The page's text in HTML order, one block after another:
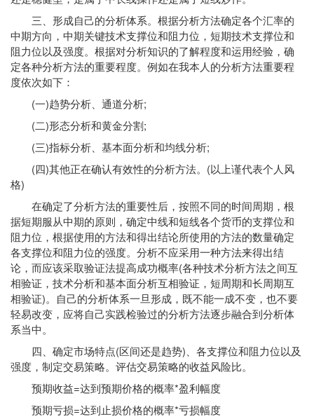
三、形成自己的分析体系。根据分析方法确定各个汇率的
中期方向，中期关键技术支撑位和阻力位，短期技术支撑位和
阻力位以及强度。根据对分析知识的了解程度和运用经验，确
定各种分析方法的重要程度。例如在我本人的分析方法重要程
度依次如下：
(一)趋势分析、通道分析;
(二)形态分析和黄金分割;
(三)指标分析、基本面分析和均线分析;
(四)其他正在确认有效性的分析方法。(以上谨代表个人风
格)
在确定了分析方法的重要性后，按照不同的时间周期，根
据短期服从中期的原则，确定中线和短线各个货币的支撑位和
阻力位，根据使用的方法和得出结论所使用的方法的数量确定
各支撑位和阻力位的强度。分析不应采用一种方法来得出结
论，而应该采取验证法提高成功概率(各种技术分析方法之间互
相验证，技术分析和基本面分析互相验证，短周期和长周期互
相验证)。自己的分析体系一旦形成，既不能一成不变，也不要
轻易改变，应将自己实践检验过的分析方法逐步融合到分析体
系当中。
四、确定市场特点(区间还是趋势)、各支撑位和阻力位以及
强度，制定交易策略。评估交易策略的收益风险比。
预期收益=达到预期价格的概率*盈利幅度
预期亏损=达到止损价格的概率*亏损幅度